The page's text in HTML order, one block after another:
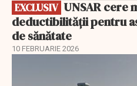
EXCLUSIV
deductibilității pentru
de sănătate
10 FEBRUARIE 2026